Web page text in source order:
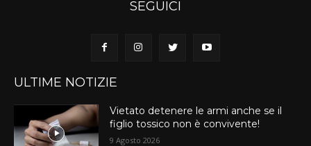
SEGUICI
ULTIME NOTIZIE
Vietato detenere le armi anche se il
figlio tossico non è convivente!
9 Agosto 2026